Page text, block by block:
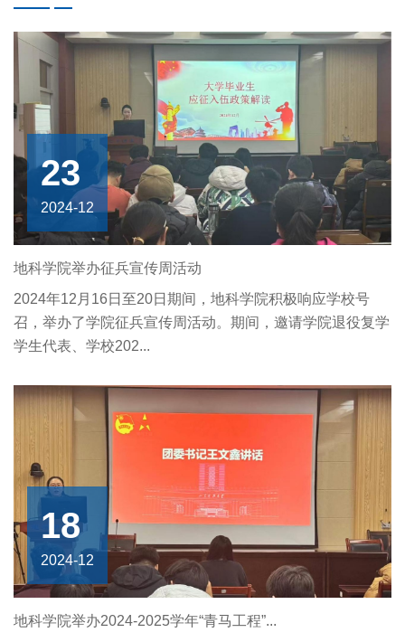
23
2024-12
地科学院举办征兵宣传周活动
2024年12月16日至20日期间，地科学院积极响应学校号
召，举办了学院征兵宣传周活动。期间，邀请学院退役复学
学生代表、学校202...
18
2024-12
地科学院举办2024-2025学年“青马工程”...